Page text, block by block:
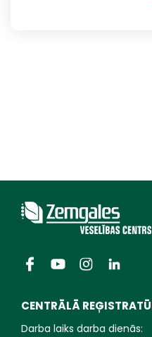
CENTRĀLĀ
Darba laiks darba dienās: